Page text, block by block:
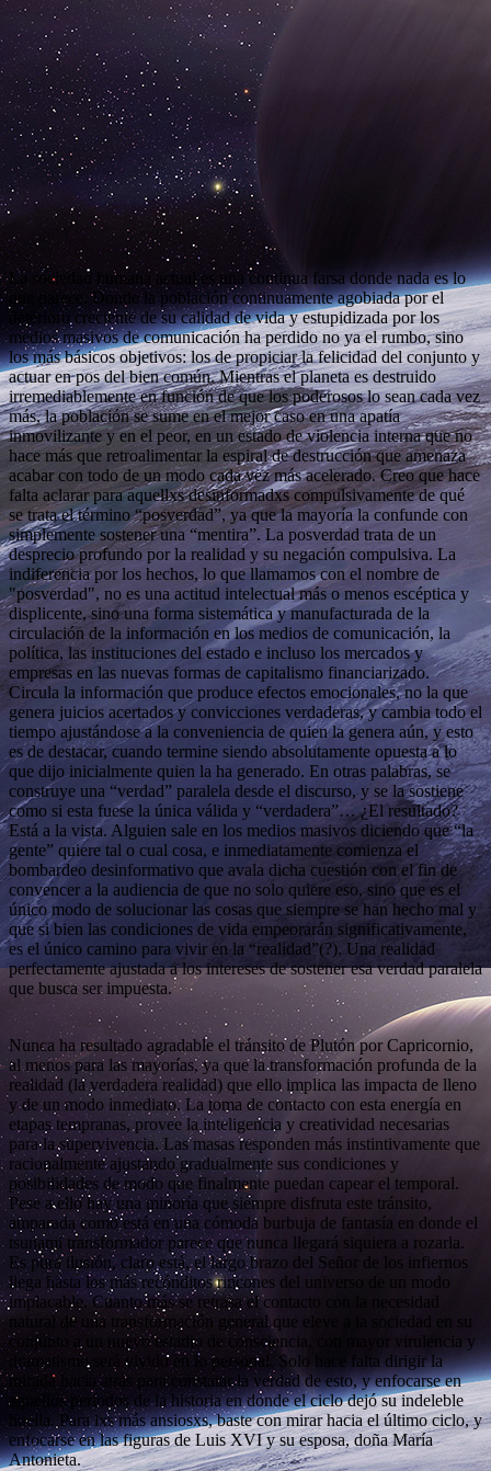
La sociedad humana actual es una continua farsa donde nada es lo
que parece. Donde la población continuamente agobiada por el
deterioro creciente de su calidad de vida y estupidizada por los
medios masivos de comunicación ha perdido no ya el rumbo, sino
los más básicos objetivos: los de propiciar la felicidad del conjunto y
actuar en pos del bien común. Mientras el planeta es destruido
irremediablemente en función de que los poderosos lo sean cada vez
más, la población se sume en el mejor caso en una apatía
inmovilizante y en el peor, en un estado de violencia interna que no
hace más que retroalimentar la espiral de destrucción que amenaza
acabar con todo de un modo cada vez más acelerado. Creo que hace
falta aclarar para aquellxs desinformadxs compulsivamente de qué
se trata el término “posverdad”, ya que la mayoría la confunde con
simplemente sostener una “mentira”. La posverdad trata de un
desprecio profundo por la realidad y su negación compulsiva. La
indiferencia por los hechos, lo que llamamos con el nombre de
"posverdad", no es una actitud intelectual más o menos escéptica y
displicente, sino una forma sistemática y manufacturada de la
circulación de la información en los medios de comunicación, la
política, las instituciones del estado e incluso los mercados y
empresas en las nuevas formas de capitalismo financiarizado.
Circula la información que produce efectos emocionales, no la que
genera juicios acertados y convicciones verdaderas, y cambia todo el
tiempo ajustándose a la conveniencia de quien la genera aún, y esto
es de destacar, cuando termine siendo absolutamente opuesta a lo
que dijo inicialmente quien la ha generado. En otras palabras, se
construye una “verdad” paralela desde el discurso, y se la sostiene
como si esta fuese la única válida y “verdadera”… ¿El resultado?
Está a la vista. Alguien sale en los medios masivos diciendo que “la
gente” quiere tal o cual cosa, e inmediatamente comienza el
bombardeo desinformativo que avala dicha cuestión con el fin de
convencer a la audiencia de que no solo quiere eso, sino que es el
único modo de solucionar las cosas que siempre se han hecho mal y
que si bien las condiciones de vida empeorarán significativamente,
es el único camino para vivir en la “realidad”(?). Una realidad
perfectamente ajustada a los intereses de sostener esa verdad paralela
que busca ser impuesta.
Nunca ha resultado agradable el tránsito de Plutón por Capricornio,
al menos para las mayorías, ya que la transformación profunda de la
realidad (la verdadera realidad) que ello implica las impacta de lleno
y de un modo inmediato. La toma de contacto con esta energía en
etapas tempranas, provee la inteligencia y creatividad necesarias
para la supervivencia. Las masas responden más instintivamente que
racionalmente ajustando gradualmente sus condiciones y
posibilidades de modo que finalmente puedan capear el temporal.
Pese a ello hay una minoría que siempre disfruta este tránsito,
amparada como está en una cómoda burbuja de fantasía en donde el
tsunami transformador parece que nunca llegará siquiera a rozarla.
Es pura ilusión, claro está, el largo brazo del Señor de los infiernos
llega hasta los más recónditos rincones del universo de un modo
implacable. Cuanto más se retrasa el contacto con la necesidad
natural de una transformación general que eleve a la sociedad en su
conjunto a un nuevo estadio de consciencia, con mayor virulencia y
dramatismo será vivido en lo personal. Solo hace falta dirigir la
mirada hacia atrás para constatar la verdad de esto, y enfocarse en
aquellos períodos de la historia en donde el ciclo dejó su indeleble
huella. Para lxs más ansiosxs, baste con mirar hacia el último ciclo, y
enfocarse en las figuras de Luis XVI y su esposa, doña María
Antonieta.